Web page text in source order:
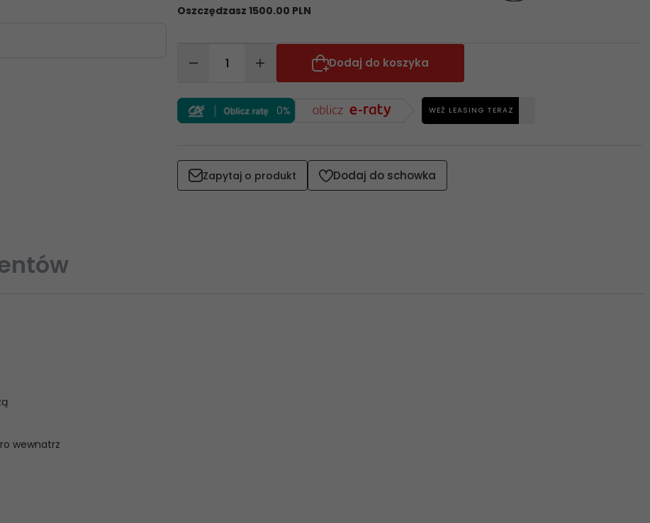
Oszczędzasz 1500.00 PLN
Dodaj do koszyka
0% WEŹ LEASING TERAZ
Zapytaj o produkt Dodaj do schowka
wewnatrz